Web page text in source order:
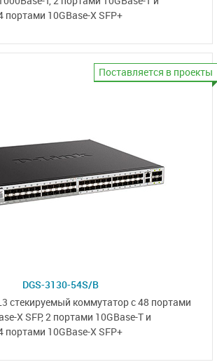
портами 10GBase-X SFP+
Поставляется в проекты
DGS-3130-54S/B
стекируемый коммутаторс 48 портами
X SFP,2 портами 10GBase-Tи
портами 10GBase-X SFP+